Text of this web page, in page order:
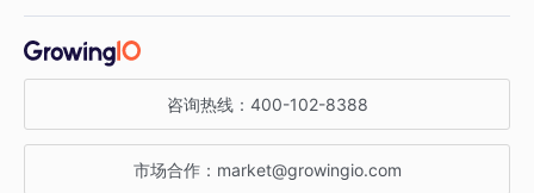
金融行业
获客分析
增长公开课
增长博客
关于 GrowingIO
增长大会
咨询热线： 400-102-8388
市场合作： market@growingio.com